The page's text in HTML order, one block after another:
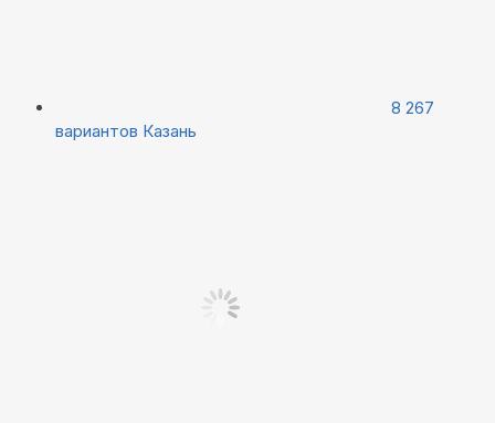
8 267
вариантов Казань